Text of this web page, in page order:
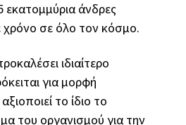
εκατομμύρια άνδρες
χρόνο σε όλο τον κόσμο.
ιδιαίτερο
για μορφή
το ίδιο το
του οργανισμού για την